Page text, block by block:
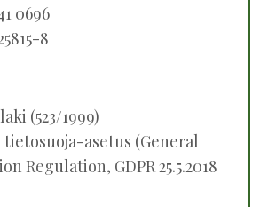
0696
8
(523/1999)
asetus (General
Regulation, GDPR 25.5.2018